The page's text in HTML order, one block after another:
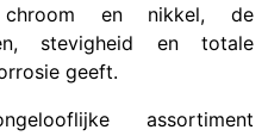
en nikkel, de
stevigheid en totale
geeft.
assortiment